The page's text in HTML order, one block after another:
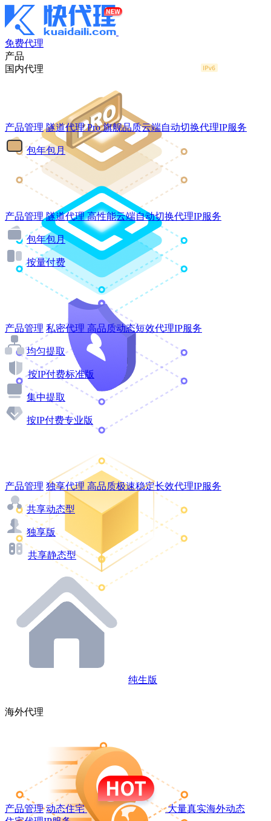
免费代理
产品
国内代理
产品管理 隧道代理Pro 旗舰品质云端自动切换代理IP服务
包年包月
产品管理 隧道代理 高性能云端自动切换代理IP服务
包年包月
按量付费
产品管理 私密代理 高品质动态短效代理IP服务
均匀提取
按IP付费标准版
集中提取
按IP付费专业版
产品管理 独享代理 高品质极速稳定长效代理IP服务
共享动态型
独享版
共享静态型
纯生版
海外代理
产品管理 动态住宅
大量真实海外动态